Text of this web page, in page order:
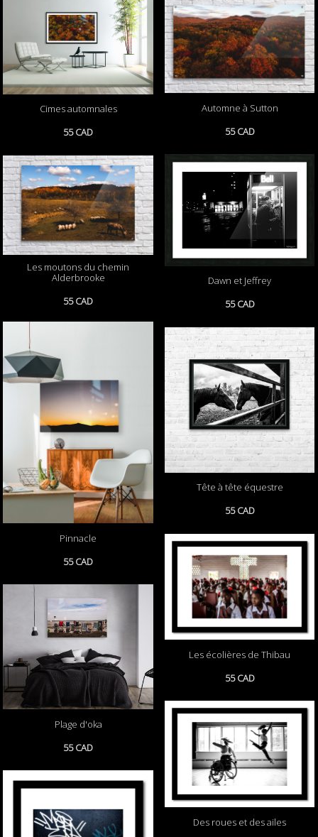
Cimes automnales
55 CAD
Automne à Sutton
55 CAD
Dawn et Jeffrey
55 CAD
Les moutons du chemin
Alderbrooke
55 CAD
Pinnacle
55 CAD
Tête à tête équestre
55 CAD
Les écolières de Thibau
55 CAD
Plage d'oka
55 CAD
Des roues et des ailes